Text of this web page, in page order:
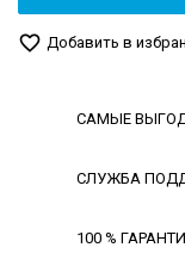
favorite_border Добавить в
САМЫЕ
СЛУЖБА
100 %